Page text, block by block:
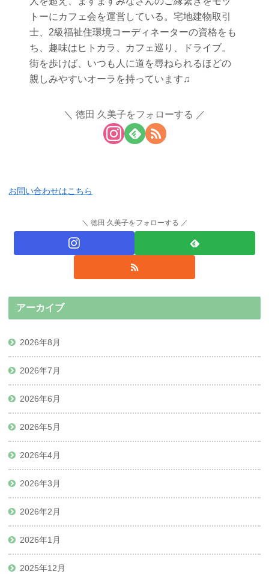
トーにカフェ会を運営している。宅地建物取引
士、2級福祉住環境コーディネーターの資格をも
ち、趣味はヒトカラ、カフェ巡り、ドライブ。
街を歩けば、いつも人に道を尋ねられるほどの
親しみやすいオーラを持っています♫
徳田 久美子をフォローする
お問い合わせはこちら
徳田 久美子をフォローする
アーカイブ
2026年8月
2026年7月
2026年6月
2026年5月
2026年4月
2026年3月
2026年2月
2026年1月
2025年12月